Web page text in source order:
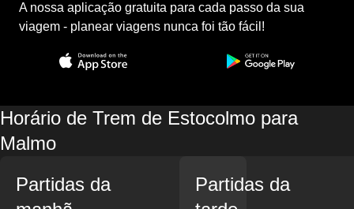
A nossa aplicação gratuita para cada passo da sua
viagem - planear viagens nunca foi tão fácil!
Horário de Trem de Estocolmo para
Malmo
Partidas da
Partidas da